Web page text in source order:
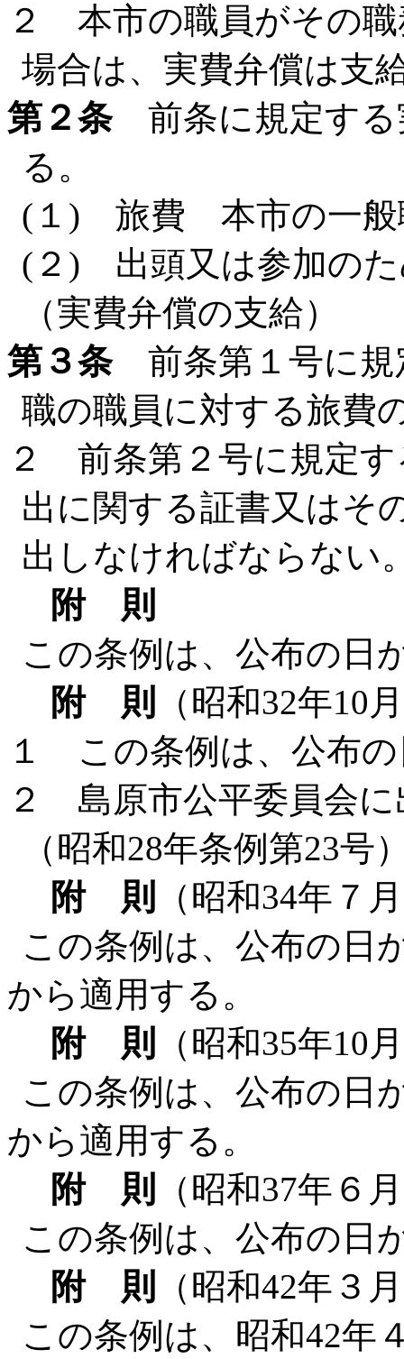
２ 本市の職員がその
場合は、実費弁償は支
第２条前条に規定する
る。
(１) 旅費 本市の一般
(２) 出頭又は参加のた
（実費弁償の支給）
第３条前条第１号に規
職の職員に対する旅費
２ 前条第２号に規定す
出に関する証書又はそ
出しなければならない
附 則
この条例は、公布の日
附 則
（昭和32年10
１ この条例は、公布
２ 島原市公平委員会に
（昭和28年条例第23号
附 則
（昭和34年７
この条例は、公布の日
から適用する。
附 則
（昭和35年10
この条例は、公布の日
から適用する。
附 則
（昭和37年６
この条例は、公布の日
附 則
（昭和42年３
この条例は、昭和42年